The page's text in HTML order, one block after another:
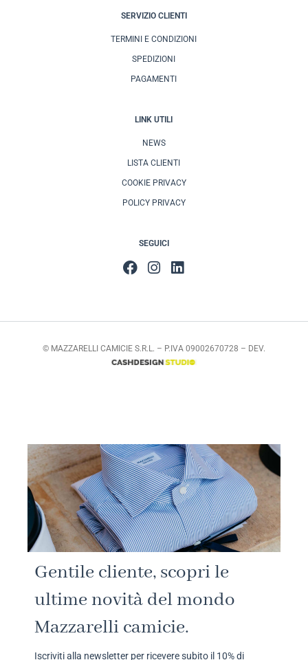
SERVIZIO CLIENTI
TERMINI E CONDIZIONI
SPEDIZIONI
PAGAMENTI
LINK UTILI
NEWS
LISTA CLIENTI
COOKIE PRIVACY
POLICY PRIVACY
SEGUICI
© MAZZARELLI CAMICIE S.R.L. – P.IVA 09002670728 – DEV.
Gentile cliente, scopri le
ultime novità del mondo
Mazzarelli camicie.
Iscriviti alla newsletter per ricevere subito il 10% di